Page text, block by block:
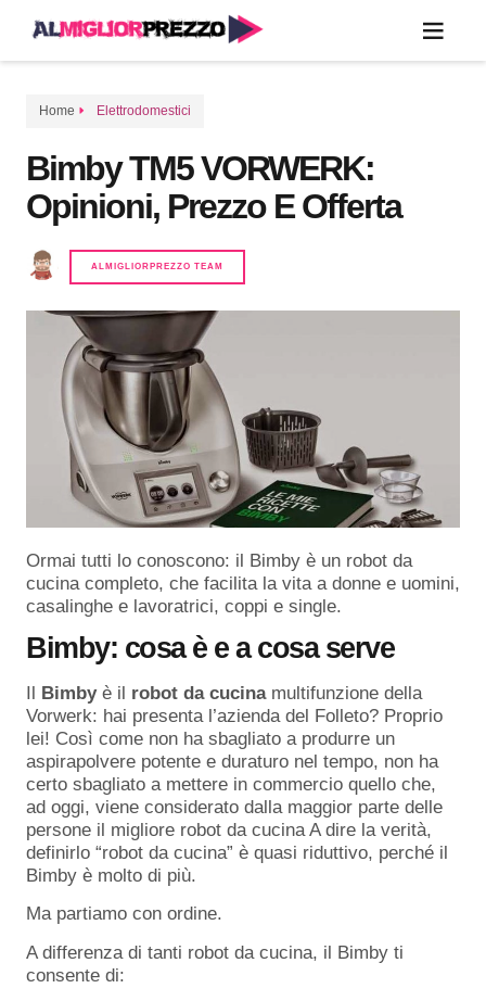
Home Elettrodomestici
Bimby TM5 VORWERK:
Opinioni, Prezzo E Offerta
ALMIGLIORPREZZO TEAM
Ormai tutti lo conoscono: il Bimby è un robot da
cucina completo, che facilita la vita a donne e uomini,
casalinghe e lavoratrici, coppi e single.
Bimby: cosa è e a cosa serve
Il Bimbyè il robot da cucinamultifunzione della
Vorwerk: hai presenta l’azienda del Folleto? Proprio
lei! Così come non ha sbagliato a produrre un
aspirapolvere potente e duraturo nel tempo, non ha
certo sbagliato a mettere in commercio quello che,
ad oggi, viene considerato dalla maggior parte delle
persone il migliore robot da cucina A dire la verità,
definirlo “robot da cucina” è quasi riduttivo, perché il
Bimby è molto di più.
Ma partiamo con ordine.
A differenza di tanti robot da cucina, il Bimby ti
consente di: